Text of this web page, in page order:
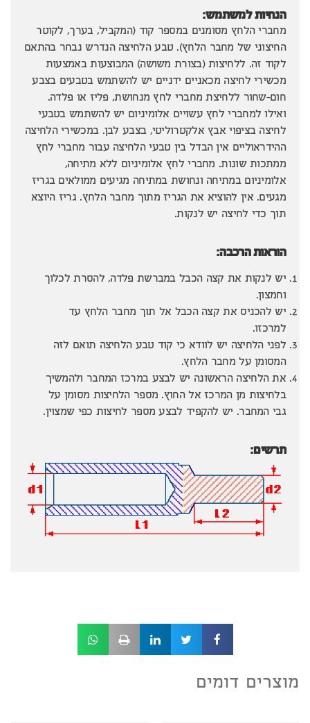
הנחיות למשתמש:
מחברי הלחץ מסומנים במספר קוד (המקביל, בערך, לקוטר
החיצוני של מחבר הלחץ). טבע הלחיצה הנדרש נבחר בהתאם
לקוד זה. ללחיצות (בצורת משושה) המבוצעות באמצעות
מכשירי לחיצה מכאניים ידניים יש להשתמש בטבעים בצבע
חום-שחור ללחיצת מחברי לחץ מנחושת, פליז או פלדה.
ואילו למחברי לחץ עשויים אלומיניום יש להשתמש בטבעי
לחיצה בציפוי אבץ אלקטרוליטי, בצבע לבן. במכשירי הלחיצה
ההידראוליים אין הבדל בין טבעי הלחיצה עבור מחברי לחץ
ממתכות שונות. מחברי לחץ אלומיניום ללא מתיחה,
אלומיניום במתיחה ונחושת במתיחה מגיעים ממולאים בגריז
מגעים. אין להוציא את הגריז מתוך מחבר הלחץ. גריז היוצא
תוך כדי לחיצה יש לנקות.
הוראות הרכבה:
יש לנקות את קצה הכבל במברשת פלדה, להסרת לכלוך
וחמצון.
יש להכניס את קצה הכבל אל תוך מחבר הלחץ עד
למרכזו.
לפני הלחיצה יש לוודא כי קוד טבע הלחיצה תואם לזה
המסומן על מחבר הלחץ.
את הלחיצה הראשונה יש לבצע במרכז המחבר ולהמשיך
בלחיצות מן המרכז אל החוץ. מספר הלחיצות מסומן על
גבי המחבר. יש להקפיד לבצע מספר לחיצות כפי שמצוין.
תרשים:
מוצרים דומים